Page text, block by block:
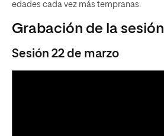
edades cada vez más tempranas.
Grabación de la sesión
Sesión 22 de marzo